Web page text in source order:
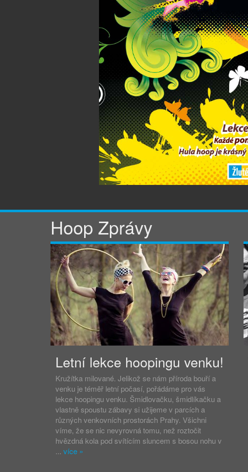
Hoop Zprávy
Letní lekce hoopingu venku!
Kružítka milované. Jelikož se nám příroda bouří a
venku je téměř letní počasí, pořádáme pro vás
lekce hoopingu venku. Šmidlovačku, šmidlíkačku a
vlastně spoustu zábavy si užijeme v parcích a
různých venkovních prostorách Prahy. Všichni
víme, že se nic nevyrovná tomu, než roztočit
hvězdná kola pod svítícím sluncem s bosou nohu v
... více »